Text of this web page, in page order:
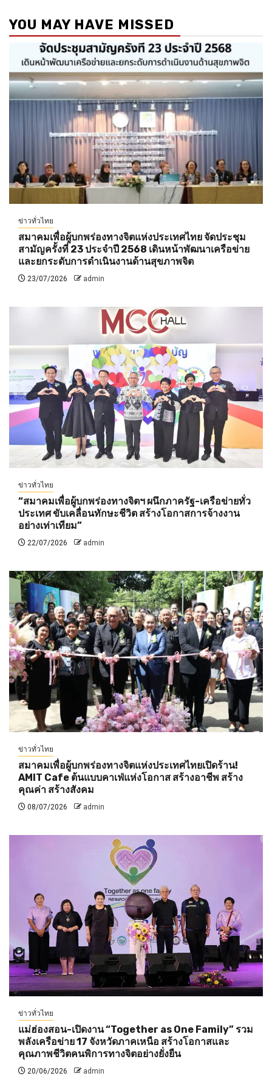
YOU MAY HAVE MISSED
ข่าวทั่วไทย
สมาคมเพื่อผู้บกพร่องทางจิตแห่งประเทศไทย จัดประชุม
สามัญครั้งที่ 23 ประจำปี 2568 เดินหน้าพัฒนาเครือข่าย
และยกระดับการดำเนินงานด้านสุขภาพจิต
23/07/2026 admin
ข่าวทั่วไทย
“สมาคมเพื่อผู้บกพร่องทางจิตฯ ผนึกภาครัฐ-เครือข่ายทั่ว
ประเทศ ขับเคลื่อนทักษะชีวิต สร้างโอกาสการจ้างงาน
อย่างเท่าเทียม”
22/07/2026 admin
ข่าวทั่วไทย
สมาคมเพื่อผู้บกพร่องทางจิตแห่งประเทศไทยเปิดร้าน!
AMIT Cafe ต้นแบบคาเฟ่แห่งโอกาส สร้างอาชีพ สร้าง
คุณค่า สร้างสังคม
08/07/2026 admin
ข่าวทั่วไทย
แม่ฮ่องสอน-เปิดงาน “Together as One Family” รวม
พลังเครือข่าย 17 จังหวัดภาคเหนือ สร้างโอกาสและ
คุณภาพชีวิตคนพิการทางจิตอย่างยั่งยืน
20/06/2026 admin